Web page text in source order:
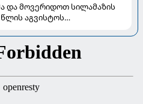
და მოვერიდოთ სილამაზის
აგვისტოს